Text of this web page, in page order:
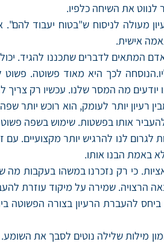
את השיחה כלפיו.
מעולה לניסוח ש"בטוח יעבוד
אישית.
המתאים לדברים שתכננו להגיד.
לכך היא מאוד פשוטה.
מה המסר שלנו. עכשיו רק צריך
רעיון יותר לעומק, הוא רוכש יותר
אותו בפשטות. שימוש בשפה
לגרום לנו להרגיש יותר
באמת הבנו אותו.
כי רק נזכרנו במשהו בעקבות מה
הרצויה. שמירה על מיקוד עוזרת
ביחס להעברת הרעיון בצורה
מילות שלילה נוטים לסבך את